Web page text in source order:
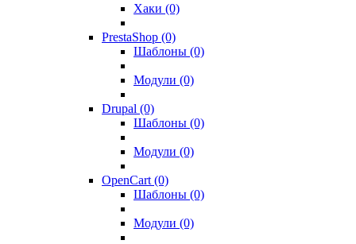
Хаки (0)
PrestaShop (0)
Шаблоны (0)
Модули (0)
Drupal (0)
Шаблоны (0)
Модули (0)
OpenCart (0)
Шаблоны (0)
Модули (0)